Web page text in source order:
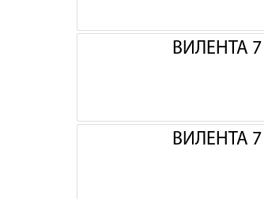
ВИЛЕНТА
ВИЛЕНТА